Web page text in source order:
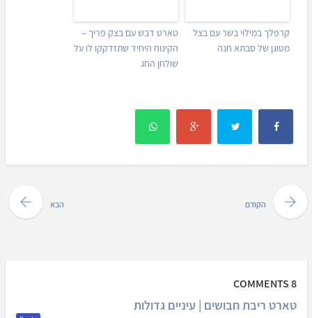
קרפלך במילוי בשר עם בצל
מטוגן של סבתא חנה
טארט דבש עם בצק פריך –
הקינוח היחיד שתזדקקו לו על
שולחן החג
הקודם הבא
8 COMMENTS
טארט ריבת חבושים | עיניים גדולות